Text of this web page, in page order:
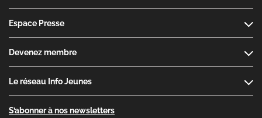
Espace Presse
Devenez membre
Le réseau Info Jeunes
S’abonner à nos newsletters